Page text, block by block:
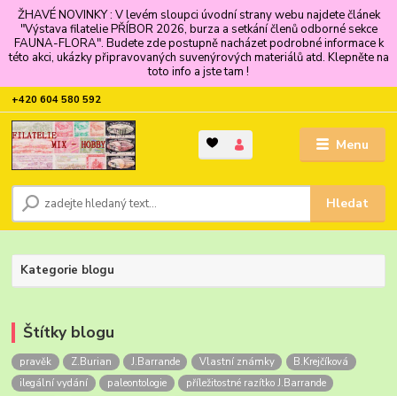
ŽHAVÉ NOVINKY : V levém sloupci úvodní strany webu najdete článek
"Výstava filatelie PŘÍBOR 2026, burza a setkání členů odborné sekce
FAUNA-FLORA". Budete zde postupně nacházet podrobné informace k
této akci, ukázky připravovaných suvenýrových materiálů atd. Klepněte na
toto info a jste tam !
Menu
Hledat
+420 604 580 592
Kategorie blogu
Štítky blogu
pravěk Z.Burian J.Barrande Vlastní známky
B.Krejčíková
ilegální vydání
paleontologie
příležitostné razítko J.Barrande